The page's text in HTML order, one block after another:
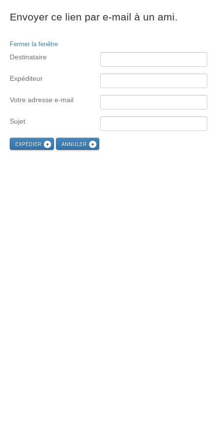
Envoyer ce lien par e-mail à un ami.
Fermer la fenêtre
Destinataire
Expéditeur
Votre adresse e-mail
Sujet
EXPÉDIER ANNULER